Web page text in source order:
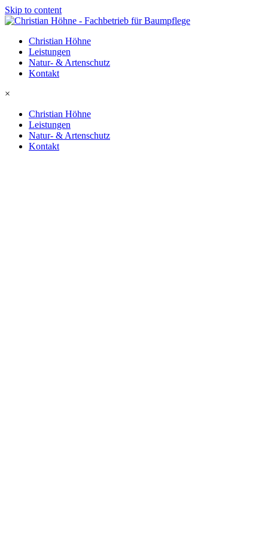
Skip to content
Christian Höhne
Leistungen
Natur- & Artenschutz
Kontakt
×
Christian Höhne
Leistungen
Natur- & Artenschutz
Kontakt